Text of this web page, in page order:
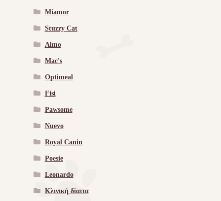
Miamor
Stuzzy Cat
Almo
Mac's
Optimeal
Fisi
Pawsome
Nuevo
Royal Canin
Poesie
Leonardo
Κλινική δίαιτα